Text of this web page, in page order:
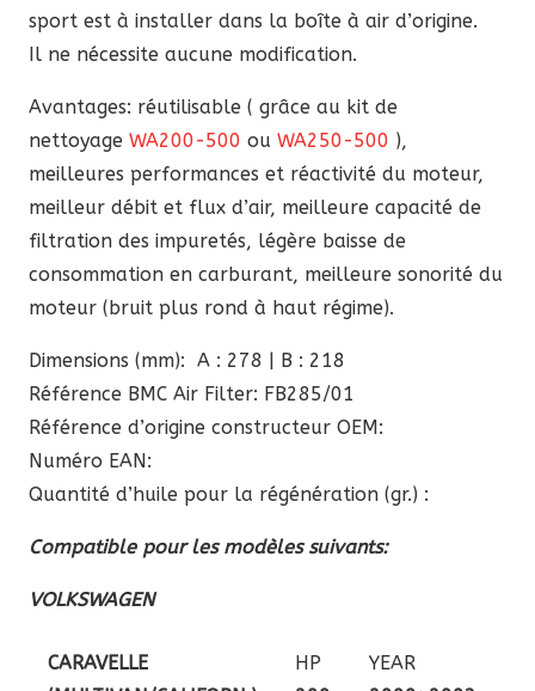
sport est à installer dans la boîte à air d’origine.
Il ne nécessite aucune modification.
Avantages: réutilisable ( grâce au kit de
nettoyage WA200-500 ou WA250-500 ),
meilleures performances et réactivité du moteur,
meilleur débit et flux d’air, meilleure capacité de
filtration des impuretés, légère baisse de
consommation en carburant, meilleure sonorité du
moteur (bruit plus rond à haut régime).
Dimensions (mm): A : 278 | B : 218
Référence BMC Air Filter: FB285/01
Référence d’origine constructeur OEM:
Numéro EAN:
Quantité d’huile pour la régénération (gr.) :
Compatible pour les modèles suivants:
VOLKSWAGEN
CARAVELLE
HP
YEAR